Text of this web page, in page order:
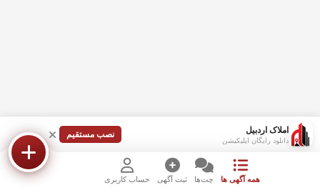
املاک اردبیل
دانلود رایگان اپلیکیشن
نصب مستقیم
همه آگهی ها چت‌ها ثبت آگهی حساب کاربری